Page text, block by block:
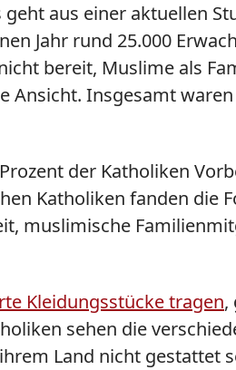
aus einer aktuellen
Jahr rund 25.000
bereit, Muslime als
Ansicht. Insgesamt
der Katholiken
Katholiken fanden die
muslimische
Kleidungsstücke tragen,
sehen die
Land nicht gestattet